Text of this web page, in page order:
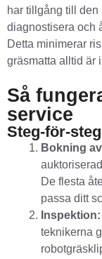
har tillgång till den
diagnostisera och
Detta minimerar
gräsmatta alltid är
Så
service
Steg-för-
Bokning
De flesta
passa ditt
Inspektion:
teknikerna